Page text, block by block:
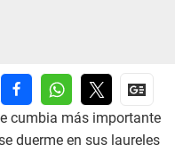
cumbia más importante
duerme en sus laureles